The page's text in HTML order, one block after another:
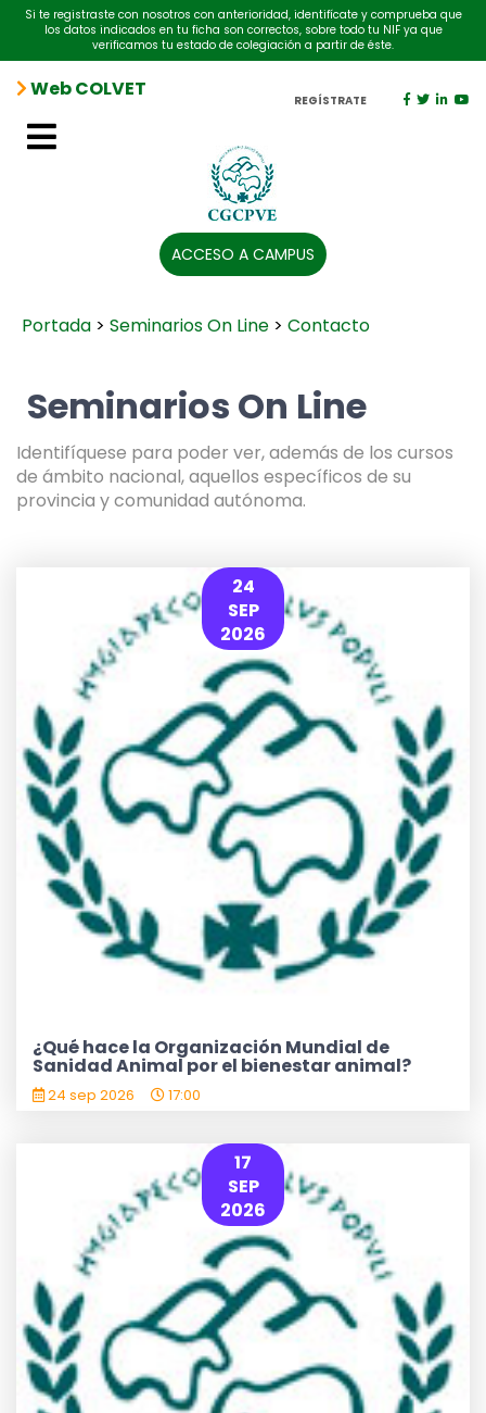
Si te registraste con nosotros con anterioridad, identifícate y comprueba que
los datos indicados en tu ficha son correctos, sobre todo tu NIF ya que
verificamos tu estado de colegiación a partir de éste.
Web COLVET REGÍSTRATE
ACCESO A CAMPUS
Portada > Seminarios On Line > Contacto
Seminarios On Line
Identifíquese para poder ver, además de los cursos
de ámbito nacional, aquellos específicos de su
provincia y comunidad autónoma.
24
SEP
2026
¿Qué hace la Organización Mundial de
Sanidad Animal por el bienestar animal?
24 sep 2026 17:00
IR AL WEBSEMINAR
17
SEP
2026